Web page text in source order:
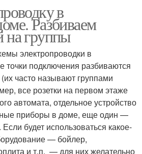
в
Разбиваем
на группы
электропроводки в
точки подключения разбиваются
часто называют группами
все розетки на первом этаже
автомата, отдельное устройство
приборы в доме, еще один —
будет использоваться какое-
— бойлер,
и т.п. — для них желательно